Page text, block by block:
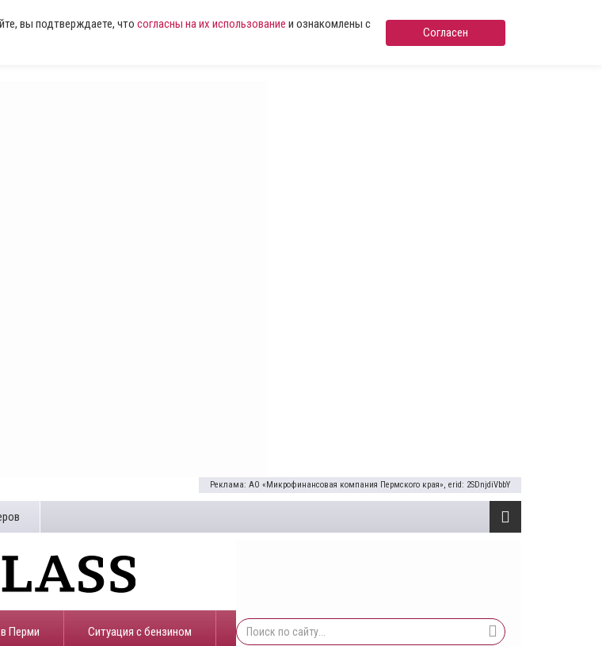
вы подтверждаете, что согласны на их использование и ознакомлены с
Согласен
Реклама: АО «Микрофинансовая компания Пермского края», erid: 2SDnjdiVbbY
Перми ​Ситуация с бензином